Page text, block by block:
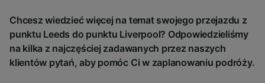
Chcesz wiedzieć więcej na temat swojego przejazdu z
punktu Leeds do punktu Liverpool? Odpowiedzieliśmy
na kilka z najczęściej zadawanych przez naszych
klientów pytań, aby pomóc Ci w zaplanowaniu podróży.